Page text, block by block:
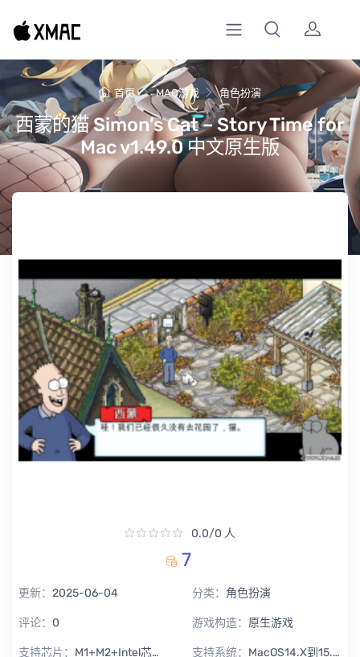
首页 MAC游戏 角色扮演
西蒙的猫 Simon’s Cat – Story Time for
Mac v1.49.0 中文原生版
0.0/0 人
7
更新： 2025-06-04 分类： 角色扮演
评论： 0 游戏构造： 原生游戏
支持芯片： M1+M2+Intel芯片通用 支持系统： MacOS14.X到15.X Sequoia